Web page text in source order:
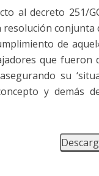
al decreto 251/
resolución
de
que fueron
su
y demás